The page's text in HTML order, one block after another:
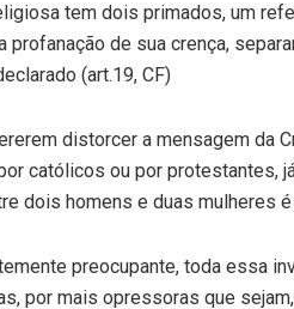
tem dois primados, um
de sua crença,
(art.19, CF)
distorcer a mensagem da
católicos ou por protestantes,
dois homens e duas mulheres
preocupante, toda essa
por mais opressoras que